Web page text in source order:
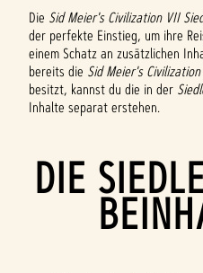
Die Sid Meier's Civilization VII
der perfekte Einstieg, um ihre
einem Schatz an zusätzlichen
bereits die Sid Meier's
besitzt, kannst du die in der
Inhalte separat erstehen.
DIE